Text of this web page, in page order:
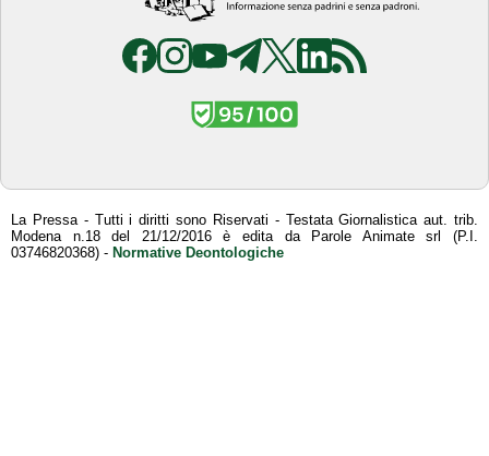
La Pressa - Tutti i diritti sono Riservati - Testata Giornalistica aut. trib.
Modena n.18 del 21/12/2016 è edita da Parole Animate srl (P.I.
03746820368) - Normative Deontologiche